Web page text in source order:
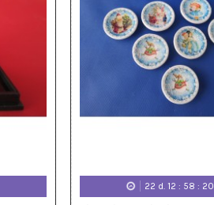
22 d. 12 :58 :18